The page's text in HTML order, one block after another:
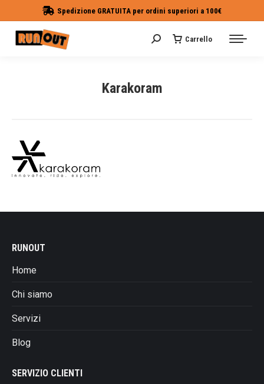
Spedizione GRATUITA per ordini superiori a 100€
Cerca: Carrello
Karakoram
RUNOUT
Home
Chi siamo
Servizi
Blog
SERVIZIO CLIENTI